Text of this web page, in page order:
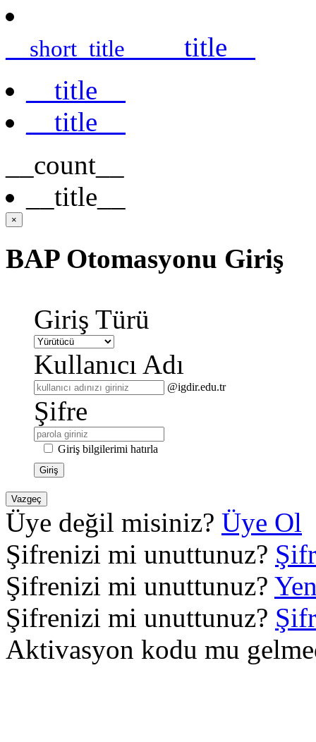
__short_title__
__title__
__title__
__title__
__count__
__title__
×
BAP Otomasyonu Giriş
Giriş Türü
Kullanıcı Adı
@igdir.edu.tr
Şifre
Giriş bilgilerimi hatırla
Giriş
Vazgeç
Üye değil misiniz? Üye Ol
Şifrenizi mi unuttunuz?
Şifrenizi mi unuttunuz?
Şifrenizi mi unuttunuz?
Aktivasyon kodu mu